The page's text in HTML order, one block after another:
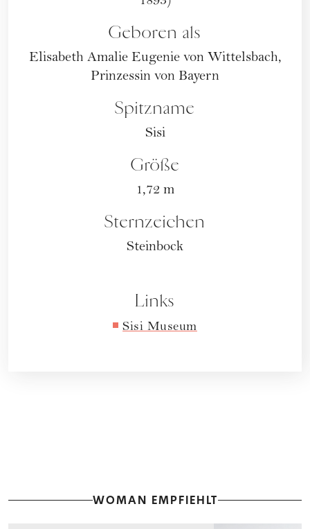
Geboren als
Elisabeth Amalie Eugenie von Wittelsbach,
Prinzessin von Bayern
Spitzname
Sisi
Größe
1,72 m
Sternzeichen
Steinbock
Links
Sisi Museum
WOMAN EMPFIEHLT